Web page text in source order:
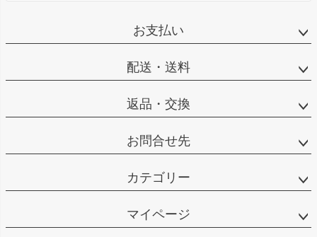
お支払い
配送・送料
返品・交換
お問合せ先
カテゴリー
マイページ